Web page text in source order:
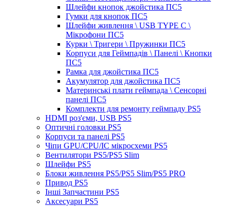
Шлейфи кнопок джойстика ПС5
Гумки для кнопок ПС5
Шлейфи живлення \ USB TYPE C \
Мікрофони ПС5
Курки \ Тригери \ Пружинки ПС5
Корпуси для Геймпадів \ Панелі \ Кнопки
ПС5
Рамка для джойстика ПС5
Акумулятор для джойстика ПС5
Материнські плати геймпада \ Сенсорні
панелі ПС5
Комплекти для ремонту геймпаду PS5
HDMI роз'єми, USB PS5
Оптичні головки PS5
Корпуси та панелі PS5
Чіпи GPU/CPU/IC мікросхеми PS5
Вентилятори PS5/PS5 Slim
Шлейфи PS5
Блоки живлення PS5/PS5 Slim/PS5 PRO
Привод PS5
Інші Запчастини PS5
Аксесуари PS5